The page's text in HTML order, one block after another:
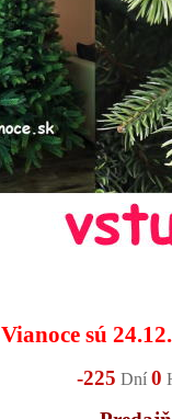
Vianoce sú
-225 Dní 0